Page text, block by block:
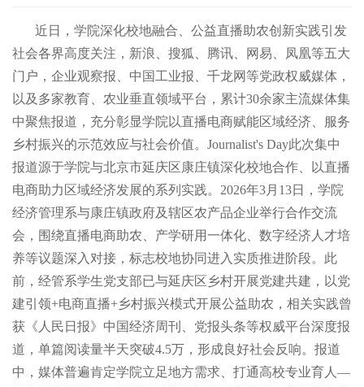
近日，学院深化校地融合、公益直播助农创新实践引发
社会各界高度关注，新浪、搜狐、腾讯、网易、凤凰等五大
门户，企业观察报、中国工业报、千龙网等党政权威媒体，
以及多家教育、农业垂直领域平台，累计30余家主流媒体集
中聚焦报道，充分彰显学院以直播电商赋能区域经济、服务
乡村振兴的示范效应与社会价值。Journalist's Day此次集中
报道源于学院与北京市延庆区康庄镇深化校地合作、以直播
电商助力区域经济发展的系列实践。2026年3月13日，学院
经济管理系与康庄镇政府及辖区农产品企业举行合作交流
会，围绕直播电商助农、产学研用一体化、数字经济人才培
养等议题深入对接，标志校地协同进入实质推进阶段。此
前，经管系学生党支部已与延庆区乡村开展党建共建，以党
建引领+电商直播+乡村振兴模式开展公益助农，相关实践曾
获《人民日报》中国经济周刊、党报头条等权威平台深度报
道，单篇阅读量半天突破4.5万，形成良好社会反响。报道
中，媒体普遍肯定学院立足地方需求、打通高校专业育人—